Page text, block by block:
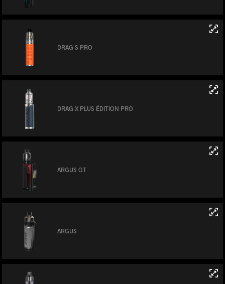
DRAG S PRO
DRAG X PLUS ÉDITION PRO
ARGUS GT
ARGUS